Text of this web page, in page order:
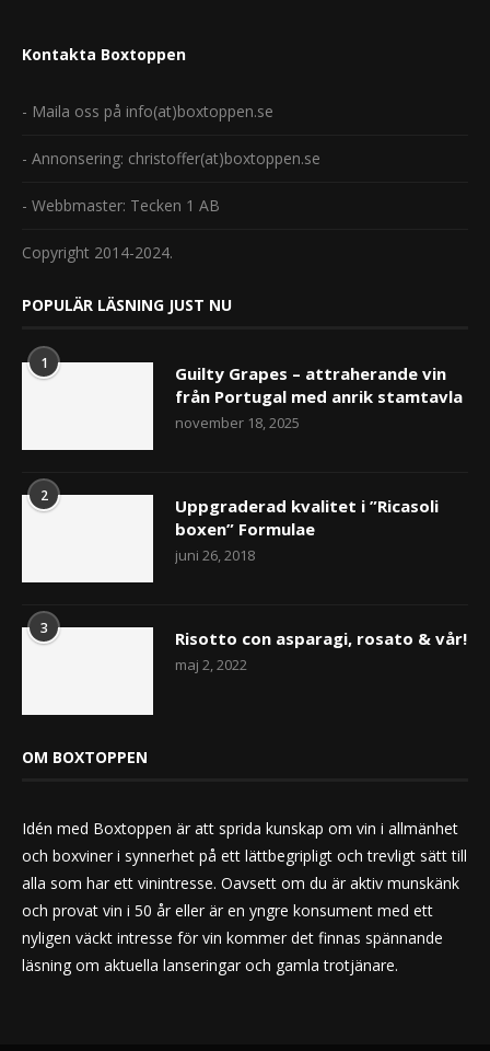
Kontakta Boxtoppen
- Maila oss på info(at)boxtoppen.se
- Annonsering: christoffer(at)boxtoppen.se
- Webbmaster: Tecken 1 AB
Copyright 2014-2024.
POPULÄR LÄSNING JUST NU
1
Guilty Grapes – attraherande vin
från Portugal med anrik stamtavla
november 18, 2025
2
Uppgraderad kvalitet i ”Ricasoli
boxen” Formulae
juni 26, 2018
3 Risotto con asparagi, rosato & vår!
maj 2, 2022
OM BOXTOPPEN
Idén med Boxtoppen är att sprida kunskap om vin i allmänhet
och boxviner i synnerhet på ett lättbegripligt och trevligt sätt till
alla som har ett vinintresse. Oavsett om du är aktiv munskänk
och provat vin i 50 år eller är en yngre konsument med ett
nyligen väckt intresse för vin kommer det finnas spännande
läsning om aktuella lanseringar och gamla trotjänare.